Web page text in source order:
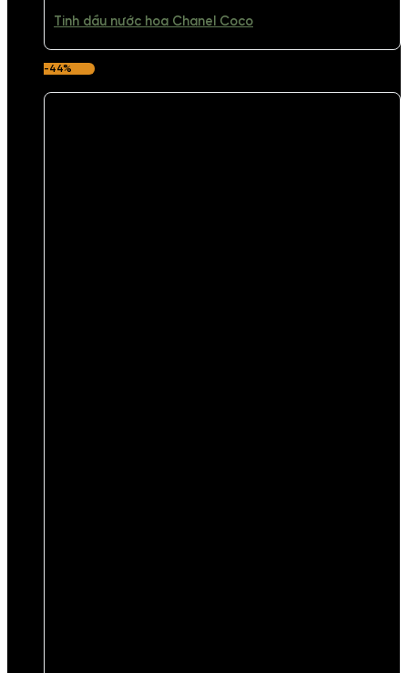
Tinh dầu nước hoa Chanel Coco
-44%